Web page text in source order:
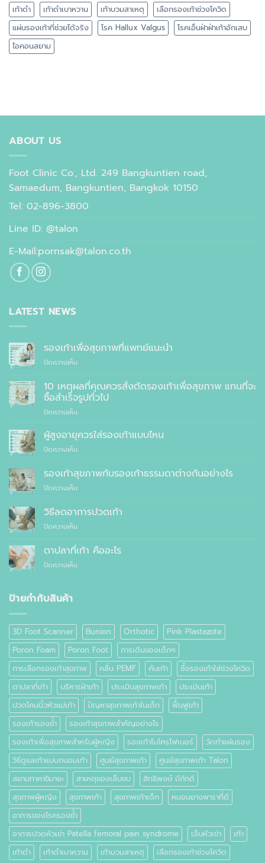
เท้าดำ
เท้าดำเบาหวาน เท้าบวมสาเหตุ
เลือกรองเท้าช่วงโควิด
แผ่นรองเท้าที่ช่วยได้จริง
โรค Hallux Valgus
โรคเอ็นฝ่าฝ่าเท้าอักเสบ
ไอคอนสยาม
ABOUT US
Foot Clinic Co., Ltd. 249 Bangkuntien road,
Samaedum, Bangkuntien, Bangkok 10150
Tel: 02-896-3800
Line ID: @talon
E-Mail:pornsak@talon.co.th
LATEST NEWS
รองเท้าเพื่อสุขภาพที่แพทย์แนะนำ
ปิดความเห็นบน
เพื่อ
สุขภาพ
ที่
แพทย์
10 เหตุผลที่คุณควรสั่งตัดรองเท้าเพื่อสุขภาพ แทนที่จะ
ซื้อสำเร็จรูปทั่วไป
ปิดความเห็นบน
เหตุผล
คุณ
สั่ง
ตัด
รองเท้า
สุขภาพ
สำเร็จรูป
ทั่วไป
ผู้สูงอายุควรใส่รองเท้าแบบไหน
ปิดความเห็นบน
สูง
อายุ
ควร
รองเท้า
ไหน
รองเท้าสุขภาพกับรองเท้าธรรมดาต่างกันอย่างไร
ปิดความเห็นบน
สุขภาพ
กับ
รองเท้า
ต่าง
อย่างไร
วิธีลดอาการปวดเท้า
ปิดความเห็นบน
ลด
อาการ
ปวด
ตาปลาที่เท้า คืออะไร
ปิดความเห็นบน
ป้ายกำกับสินค้า
3D Foot Scanner Bunion Orthotic
Pink Plastazote
Poron Foam
Poron Foot
การเดินของเด็กๆ
การเลือกรองเท้าสุขภาพ
คลื่น PEMF คันเท้า
ซื้อรองเท้าใส่ช่วงโควิด
ตาปลาที่เท้า
บริหารฝ่าเท้า ประเมินสุขภาพเท้า
ประเมินเท้า
ปวดโคนนิ้วหัวแม่เท้า
ปัญหาสุขภาพเท้าในเด็ก
ฟื้นฟูเท้า
รองเท้ารองช้ำ
รองเท้าสุขภาพสำคัญอย่างไร
รองเท้าเพื่อสุขภาพสำหรับผู้หญิง
รองเท้าไมโครไฟเบอร์
วัดทำแผ่นรอง
วิธีดูแลเท้าแบบถนอมเท้า
ศูนย์สุขภาพเท้า
ศูนย์สุขภาพเท้า Talon
สยามทาคาชิมายะ
สาเหตุของเล็บขบ
สิทธิพงษ์ มีภักดี
สุขภาพผู้หญิง
สุขภาพเท้า สุขภาพเท้าเด็ก
หมอนยางพาราที่ดี
อาการของโรครองช้ำ
อาการปวดหัวเข่า Patella femoral pain syndrome
เจ็บหัวเข่า
เท้า
เท้าดำ
เท้าดำเบาหวาน เท้าบวมสาเหตุ เลือกรองเท้าช่วงโควิด